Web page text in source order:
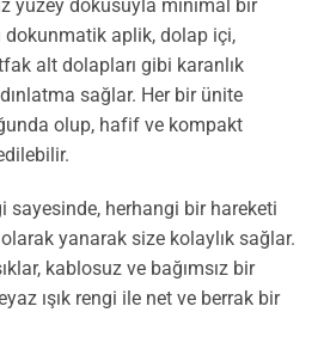
yüzey dokusuyla minimal bir
dokunmatik aplik, dolap içi,
alt dolapları gibi karanlık
sağlar. Her bir ünite
olup, hafif ve kompakt
sayesinde, herhangi bir hareketi
yanarak size kolaylık sağlar.
kablosuz ve bağımsız bir
ışık rengi ile net ve berrak bir